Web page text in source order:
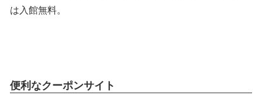
は入館無料。
便利なクーポンサイト